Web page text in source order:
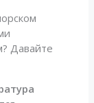
Давайте